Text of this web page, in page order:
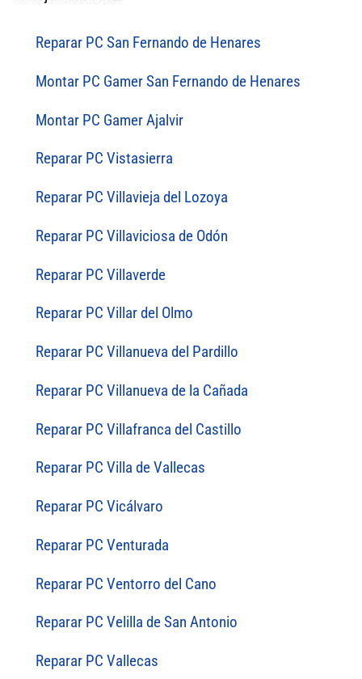
Reparar PC San Fernando de Henares
Montar PC Gamer San Fernando de Henares
Montar PC Gamer Ajalvir
Reparar PC Vistasierra
Reparar PC Villavieja del Lozoya
Reparar PC Villaviciosa de Odón
Reparar PC Villaverde
Reparar PC Villar del Olmo
Reparar PC Villanueva del Pardillo
Reparar PC Villanueva de la Cañada
Reparar PC Villafranca del Castillo
Reparar PC Villa de Vallecas
Reparar PC Vicálvaro
Reparar PC Venturada
Reparar PC Ventorro del Cano
Reparar PC Velilla de San Antonio
Reparar PC Vallecas